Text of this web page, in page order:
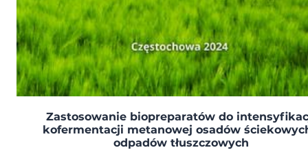
Zastosowanie biopreparatów do
kofermentacji metanowej osadów
odpadów tłuszczowych